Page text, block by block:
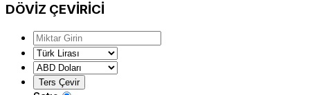
DÖVİZ ÇEVİRİCİ